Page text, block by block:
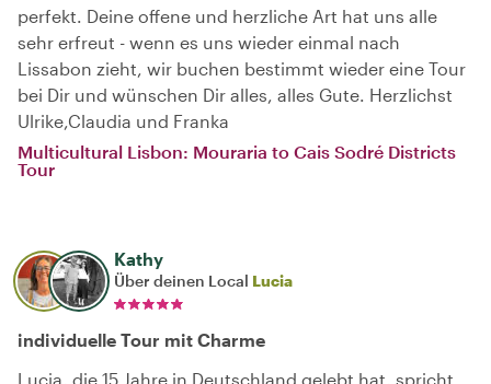
perfekt. Deine offene und herzliche Art hat uns alle
sehr erfreut - wenn es uns wieder einmal nach
Lissabon zieht, wir buchen bestimmt wieder eine Tour
bei Dir und wünschen Dir alles, alles Gute. Herzlichst
Ulrike,Claudia und Franka
Multicultural Lisbon: Mouraria to Cais Sodré Districts
Tour
Kathy
Über deinen Local Lucia
individuelle Tour mit Charme
Lucia, die 15 Jahre in Deutschland gelebt hat, spricht